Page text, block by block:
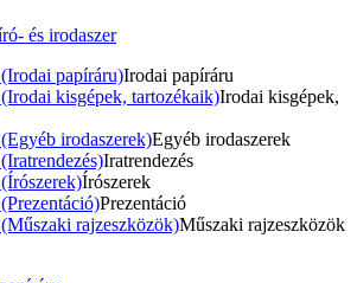
és irodaszer
papíráru)Irodai papíráru
kisgépek, tartozékaik)Irodai kisgépek,
irodaszerek)Egyéb irodaszerek
Iratrendezés
Írószerek
Prezentáció
rajzeszközök)Műszaki rajzeszközök